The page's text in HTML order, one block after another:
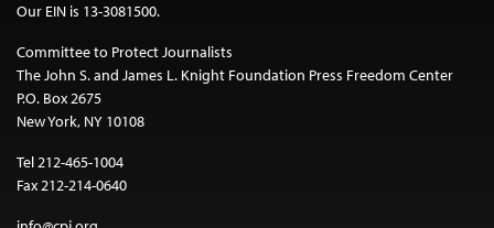
Our EIN is 13-3081500.
Committee to Protect Journalists
The John S. and James L. Knight Foundation Press Freedom Center
P.O. Box 2675
New York, NY 10108
Tel 212-465-1004
Fax 212-214-0640